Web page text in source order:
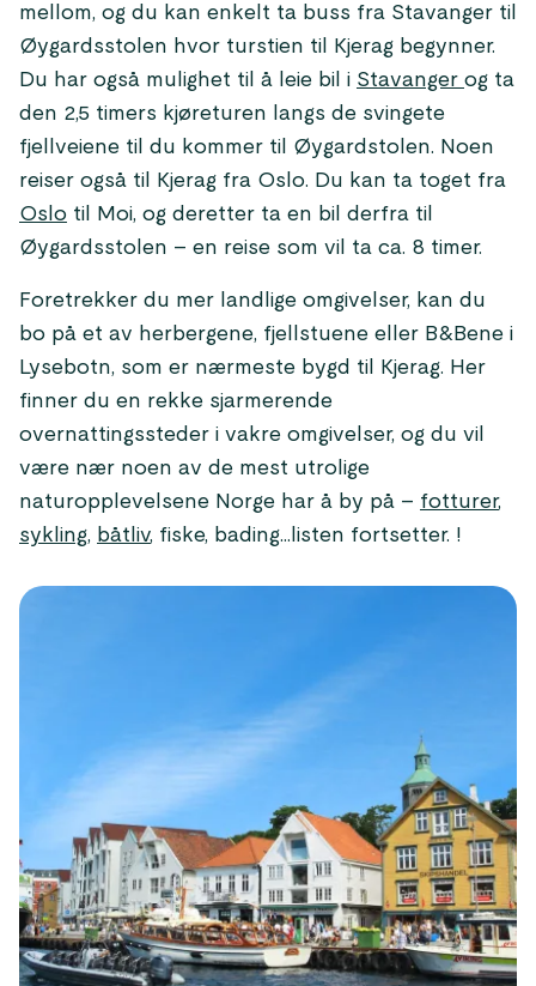
mellom, og du kan enkelt ta buss fra Stavanger til
Øygardsstolen hvor turstien til Kjerag begynner.
Du har også mulighet til å leie bil i Stavanger og ta
den 2,5 timers kjøreturen langs de svingete
fjellveiene til du kommer til Øygardstolen. Noen
reiser også til Kjerag fra Oslo. Du kan ta toget fra
Oslo til Moi, og deretter ta en bil derfra til
Øygardsstolen – en reise som vil ta ca. 8 timer.
Foretrekker du mer landlige omgivelser, kan du
bo på et av herbergene, fjellstuene eller B&Bene i
Lysebotn, som er nærmeste bygd til Kjerag. Her
finner du en rekke sjarmerende
overnattingssteder i vakre omgivelser, og du vil
være nær noen av de mest utrolige
naturopplevelsene Norge har å by på – fotturer,
sykling, båtliv, fiske, bading...listen fortsetter. !